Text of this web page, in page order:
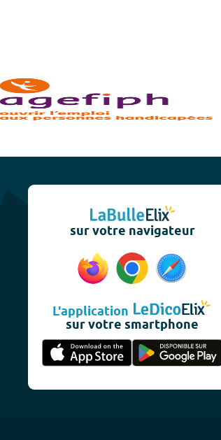
sur votre navigateur
L'application
sur votre smartphone